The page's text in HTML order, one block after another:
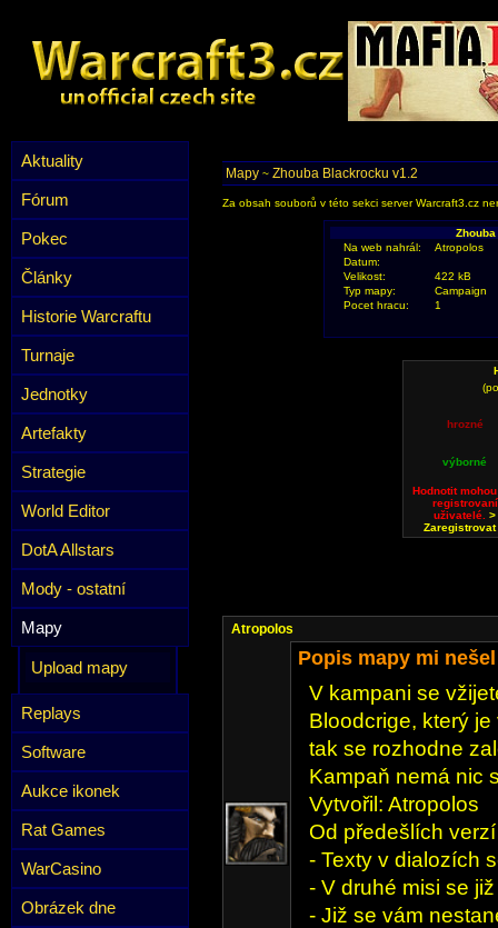
Aktuality
Fórum
Pokec
Články
Historie Warcraftu
Turnaje
Jednotky
Artefakty
Strategie
World Editor
DotA Allstars
Mody - ostatní
Mapy
Upload mapy
Replays
Software
Aukce ikonek
Rat Games
WarCasino
Obrázek dne
Mapy ~ Zhouba Blackrocku v1.2
Za obsah souborů v této sekci server Warcraft3.cz
Na web nahrál:
Atropolos
Datum:
Velikost:
422 kB
Typ mapy:
Campaign
Pocet hracu:
1
hrozné
výborné
Hodnotit
registrovaní
uživatelé.>
Zaregistrovat
Atropolos
Popis mapy mi
V kampani se
Bloodcrige, který
tak se rozhodne
Kampaň nemá nic
Vytvořil: Atropolos
Od předešlích
- Texty v dialozích
- V druhé misi se
- Již se vám